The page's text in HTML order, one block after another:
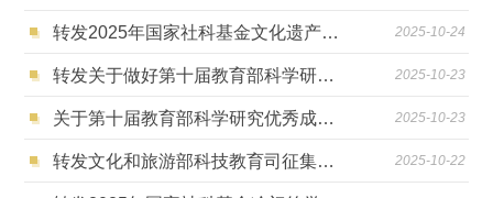
转发2025年国家社科基金文化遗产保护传承研究专项申报的通知 2025-10-24
转发关于做好第十届教育部科学研究优秀成果奖（人文社会科学）“教育科学研究”专区申报工作的通知 2025-10-23
关于第十届教育部科学研究优秀成果奖 （人文社会科学）申报工作的通知 2025-10-23
转发文化和旅游部科技教育司征集2026年度国家社科基金艺术学重大项目招标选题的通知 2025-10-22